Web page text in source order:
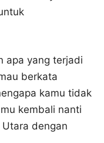
apa yang terjadi
berkata
kamu tidak
kembali nanti
dengan